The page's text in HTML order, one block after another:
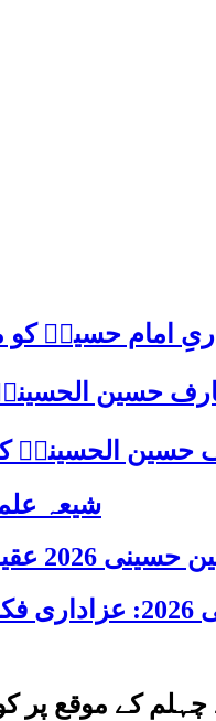
امام حسینؑ
حسین
ملت جعفریہ پاکستان علامہ ساجد علی نقوی کا
شیعہ
لاکھوں عزادار جلوسوں میں شریک
نقوی
کے موقع پر